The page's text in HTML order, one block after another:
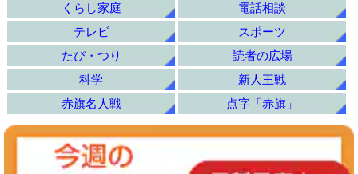
くらし家庭
電話相談
テレビ
スポーツ
たび・つり
読者の広場
科学
新人王戦
赤旗名人戦
点字「赤旗」